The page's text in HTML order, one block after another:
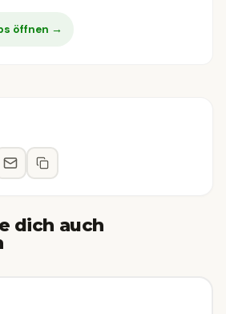
öffnen →
dich auch